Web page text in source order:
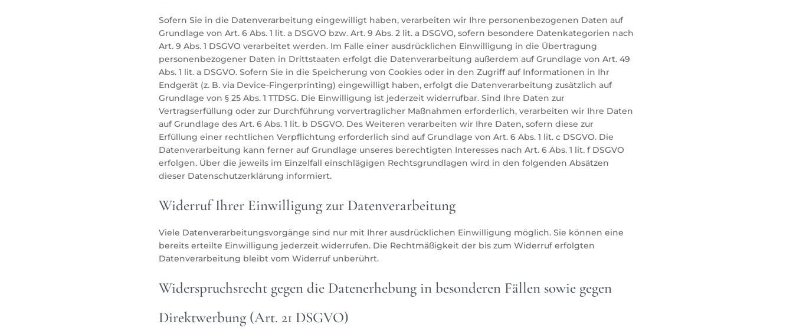
Sofern Sie in die Datenverarbeitung eingewilligt haben, verarbeiten wir Ihre personenbezogenen Daten auf
Grundlage von Art. 6 Abs. 1 lit. a DSGVO bzw. Art. 9 Abs. 2 lit. a DSGVO, sofern besondere Datenkategorien nach
Art. 9 Abs. 1 DSGVO verarbeitet werden. Im Falle einer ausdrücklichen Einwilligung in die Übertragung
personenbezogener Daten in Drittstaaten erfolgt die Datenverarbeitung außerdem auf Grundlage von Art. 49
Abs. 1 lit. a DSGVO. Sofern Sie in die Speicherung von Cookies oder in den Zugriff auf Informationen in Ihr
Endgerät (z. B. via Device-Fingerprinting) eingewilligt haben, erfolgt die Datenverarbeitung zusätzlich auf
Grundlage von § 25 Abs. 1 TTDSG. Die Einwilligung ist jederzeit widerrufbar. Sind Ihre Daten zur
Vertragserfüllung oder zur Durchführung vorvertraglicher Maßnahmen erforderlich, verarbeiten wir Ihre Daten
auf Grundlage des Art. 6 Abs. 1 lit. b DSGVO. Des Weiteren verarbeiten wir Ihre Daten, sofern diese zur
Erfüllung einer rechtlichen Verpflichtung erforderlich sind auf Grundlage von Art. 6 Abs. 1 lit. c DSGVO. Die
Datenverarbeitung kann ferner auf Grundlage unseres berechtigten Interesses nach Art. 6 Abs. 1 lit. f DSGVO
erfolgen. Über die jeweils im Einzelfall einschlägigen Rechtsgrundlagen wird in den folgenden Absätzen
dieser Datenschutzerklärung informiert.
Widerruf Ihrer Einwilligung zur Datenverarbeitung
Viele Datenverarbeitungsvorgänge sind nur mit Ihrer ausdrücklichen Einwilligung möglich. Sie können eine
bereits erteilte Einwilligung jederzeit widerrufen. Die Rechtmäßigkeit der bis zum Widerruf erfolgten
Datenverarbeitung bleibt vom Widerruf unberührt.
Widerspruchsrecht gegen die Datenerhebung in besonderen Fällen sowie gegen
Direktwerbung (Art. 21 DSGVO)